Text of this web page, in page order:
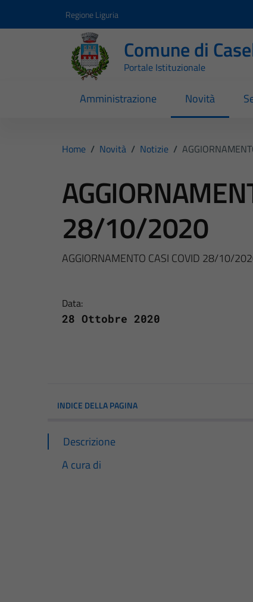
Regione Liguria
Comune di
Portale Istituzionale
Amministrazione Novità
Home / Novità / Notizie /
28/10/2020
AGGIORNAMENTO CASI COVID 28/10/
Data:
28 Ottobre 2020
INDICE DELLA PAGINA
Descrizione
A cura di